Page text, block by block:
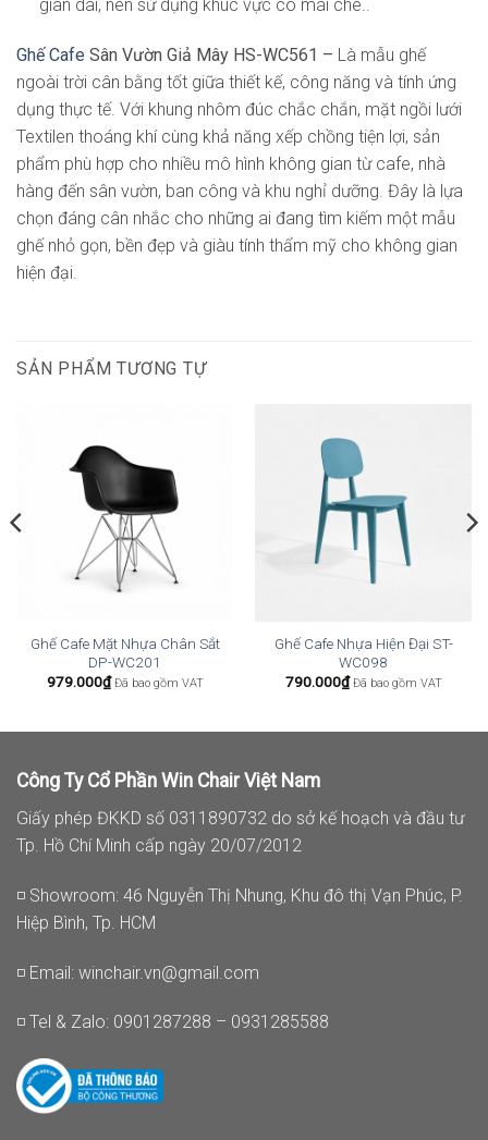
gian dài, nên sử dụng khuc vực có mái che..
Ghế Cafe Sân Vườn Giả Mây HS-WC561 – Là mẫu ghế
ngoài trời cân bằng tốt giữa thiết kế, công năng và tính ứng
dụng thực tế. Với khung nhôm đúc chắc chắn, mặt ngồi lưới
Textilen thoáng khí cùng khả năng xếp chồng tiện lợi, sản
phẩm phù hợp cho nhiều mô hình không gian từ cafe, nhà
hàng đến sân vườn, ban công và khu nghỉ dưỡng. Đây là lựa
chọn đáng cân nhắc cho những ai đang tìm kiếm một mẫu
ghế nhỏ gọn, bền đẹp và giàu tính thẩm mỹ cho không gian
hiện đại.
SẢN PHẨM TƯƠNG TỰ
Ghế Cafe Mặt Nhựa Chân Sắt
DP-WC201
979.000₫ Đã bao gồm VAT
Ghế Cafe Nhựa Hiện Đại ST-
WC098
790.000₫ Đã bao gồm VAT
Công Ty Cổ Phần Win Chair Việt Nam
Giấy phép ĐKKD số 0311890732 do sở kế hoạch và đầu tư
Tp. Hồ Chí Minh cấp ngày 20/07/2012
◽ Showroom: 46 Nguyễn Thị Nhung, Khu đô thị Vạn Phúc, P.
Hiệp Bình, Tp. HCM
◽ Email: winchair.vn@gmail.com
◽ Tel & Zalo: 0901287288 – 0931285588